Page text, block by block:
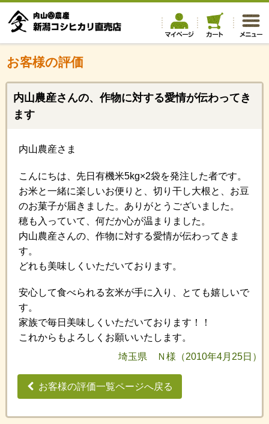
お客様の評価
内山農産さんの、作物に対する愛情が伝わってき
ます
内山農産さま
こんにちは、先日有機米5kg×2袋を発注した者です。
お米と一緒に楽しいお便りと、切り干し大根と、お豆
のお菓子が届きました。ありがとうございました。
穂も入っていて、何だか心が温まりました。
内山農産さんの、作物に対する愛情が伝わってきま
す。
どれも美味しくいただいております。
安心して食べられる玄米が手に入り、とても嬉しいで
す。
家族で毎日美味しくいただいております！！
これからもよろしくお願いいたします。
埼玉県 Ｎ様（2010年4月25日）
お客様の評価一覧ページへ戻る